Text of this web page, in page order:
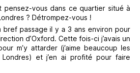
pensez-vous dans ce quartier situé à
? Détrompez-vous !
bref passage il y a 3 ans environ pour
d’Oxford. Cette fois-ci j’avais un
m’y attarder (j’aime beaucoup les
et j’en ai profité pour faire